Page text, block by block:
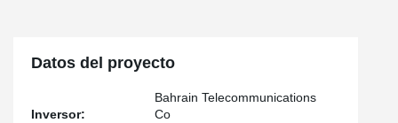
Datos del proyecto
Inversor:
Bahrain Telecommunications
Co